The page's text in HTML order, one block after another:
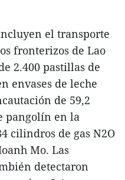
el transporte
fronterizos de Lao
2.400 pastillas de
envases de leche
de 59,2
pangolín en la
cilindros de gas N2O
Mo. Las
detectaron